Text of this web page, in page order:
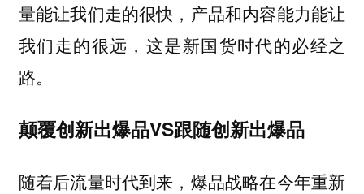
量能让我们走的很快，产品和内容能力能让
我们走的很远，这是新国货时代的必经之
路。
颠覆创新出爆品VS跟随创新出爆品
随着后流量时代到来，爆品战略在今年重新